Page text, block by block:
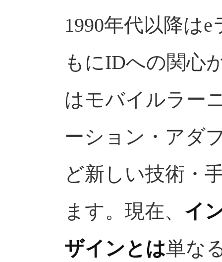
1990年代以降は
もにIDへの関心
はモバイルラー
ーション・アダ
ど新しい技術・
ます。現在、 イ
ザインとは単な